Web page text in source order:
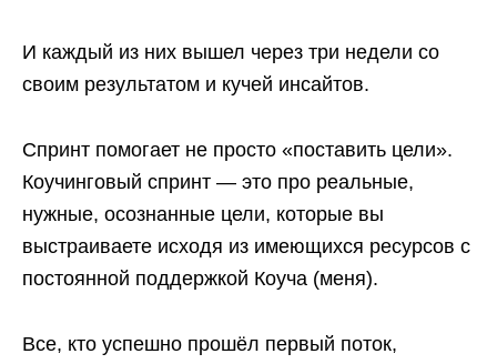
И каждый из них вышел через три недели со
своим результатом и кучей инсайтов.
Спринт помогает не просто «поставить цели».
Коучинговый спринт — это про реальные,
нужные, осознанные цели, которые вы
выстраиваете исходя из имеющихся ресурсов с
постоянной поддержкой Коуча (меня).
Все, кто успешно прошёл первый поток,